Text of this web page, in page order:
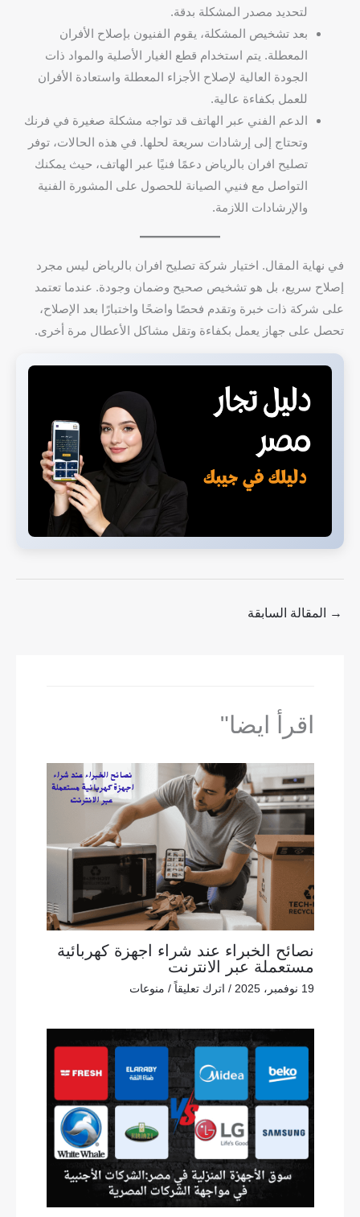
لتحديد مصدر المشكلة بدقة.
بعد تشخيص المشكلة، يقوم الفنيون بإصلاح الأفران
المعطلة. يتم استخدام قطع الغيار الأصلية والمواد ذات
الجودة العالية لإصلاح الأجزاء المعطلة واستعادة الأفران
للعمل بكفاءة عالية.
الدعم الفني عبر الهاتف قد تواجه مشكلة صغيرة في فرنك
وتحتاج إلى إرشادات سريعة لحلها. في هذه الحالات، توفر
تصليح افران بالرياض دعمًا فنيًا عبر الهاتف، حيث يمكنك
التواصل مع فنيي الصيانة للحصول على المشورة الفنية
والإرشادات اللازمة.
في نهاية المقال. اختيار شركة تصليح افران بالرياض ليس مجرد
إصلاح سريع، بل هو تشخيص صحيح وضمان وجودة. عندما تعتمد
على شركة ذات خبرة وتقدم فحصًا واضحًا واختبارًا بعد الإصلاح،
تحصل على جهاز يعمل بكفاءة وتقل مشاكل الأعطال مرة أخرى.
→ المقالة السابقة
اقرأ ايضا"
نصائح الخبراء عند شراء اجهزة كهربائية
مستعملة عبر الانترنت
19 نوفمبر، 2025 / اترك تعليقاً / منوعات